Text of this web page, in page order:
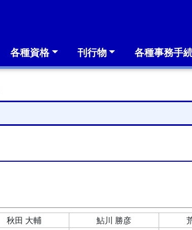
各種資格 刊行物 各種事務手
秋田 大輔 鮎川 勝彦